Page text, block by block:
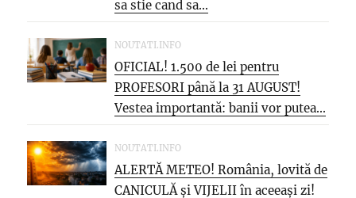
sa stie cand sa...
NOUTATI.INFO
OFICIAL! 1.500 de lei pentru
PROFESORI până la 31 AUGUST!
Vestea importantă: banii vor putea...
NOUTATI.INFO
ALERTĂ METEO! România, lovită de
CANICULĂ și VIJELII în aceeași zi!